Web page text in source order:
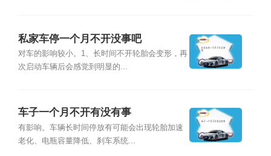
私家车停一个月不开没事吧
对车的影响较小。1、长时间不开轮胎会变形，再
次启动车辆后会感觉到明显的...
车子一个月不开有没有事
有影响。车辆长时间停放有可能会出现轮胎加速
老化、电瓶容量降低、刹车系统...